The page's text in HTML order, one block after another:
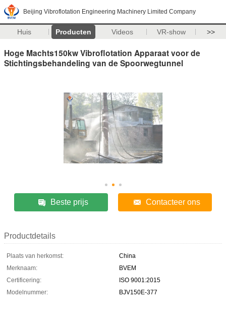
Beijing Vibroflotation Engineering Machinery Limited Company
Huis Producten Videos VR-show >>
Hoge Machts150kw Vibroflotation Apparaat voor de
Stichtingsbehandeling van de Spoorwegtunnel
Beste prijs Contacteer ons
Productdetails
Plaats van herkomst:
China
Merknaam:
BVEM
Certificering:
ISO 9001:2015
Modelnummer:
BJV150E-377